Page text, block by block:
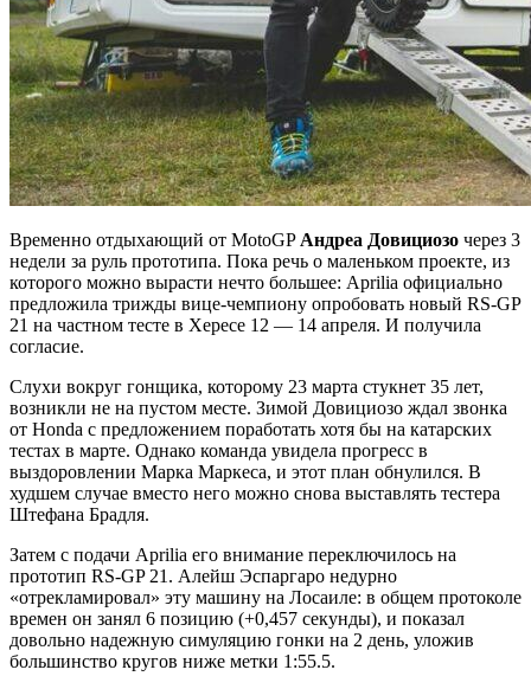
Временно отдыхающий от MotoGP Андреа Довициозо через 3
недели за руль прототипа. Пока речь о маленьком проекте, из
которого можно вырасти нечто большее: Aprilia официально
предложила трижды вице-чемпиону опробовать новый RS-GP
21 на частном тесте в Хересе 12 — 14 апреля. И получила
согласие.
Слухи вокруг гонщика, которому 23 марта стукнет 35 лет,
возникли не на пустом месте. Зимой Довициозо ждал звонка
от Honda с предложением поработать хотя бы на катарских
тестах в марте. Однако команда увидела прогресс в
выздоровлении Марка Маркеса, и этот план обнулился. В
худшем случае вместо него можно снова выставлять тестера
Штефана Брадля.
Затем с подачи Aprilia его внимание переключилось на
прототип RS-GP 21. Алейш Эспаргаро недурно
«отрекламировал» эту машину на Лосаиле: в общем протоколе
времен он занял 6 позицию (+0,457 секунды), и показал
довольно надежную симуляцию гонки на 2 день, уложив
большинство кругов ниже метки 1:55.5.